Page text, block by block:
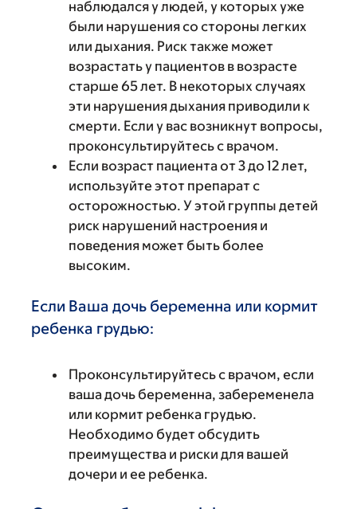
наблюдался у людей, у которых уже
были нарушения со стороны легких
или дыхания. Риск также может
возрастать у пациентов в возрасте
старше 65 лет. В некоторых случаях
эти нарушения дыхания приводили к
смерти. Если у вас возникнут вопросы,
проконсультируйтесь с врачом.
Если возраст пациента от 3 до 12 лет,
используйте этот препарат с
осторожностью. У этой группы детей
риск нарушений настроения и
поведения может быть более
высоким.
Если Ваша дочь беременна или кормит
ребенка грудью:
Проконсультируйтесь с врачом, если
ваша дочь беременна, забеременела
или кормит ребенка грудью.
Необходимо будет обсудить
преимущества и риски для вашей
дочери и ее ребенка.